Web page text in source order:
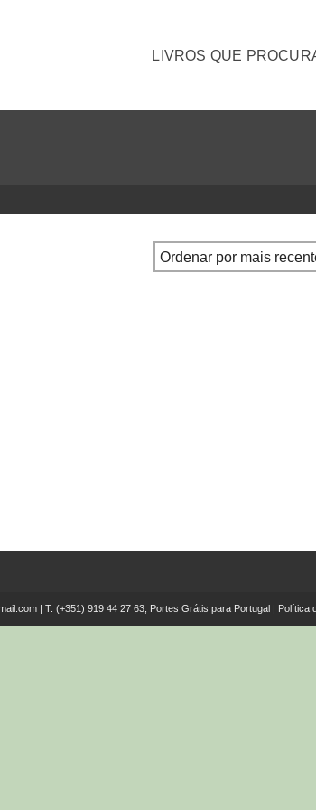
LIVROS QUE
| T. (+351) 919 44 27 63, Portes Grátis para Portugal | Política